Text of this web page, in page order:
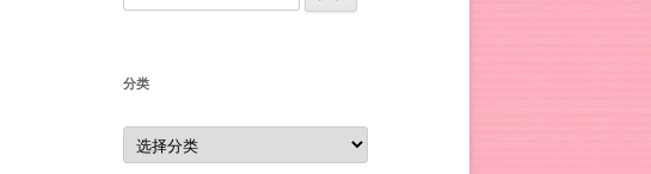
分类
分
类